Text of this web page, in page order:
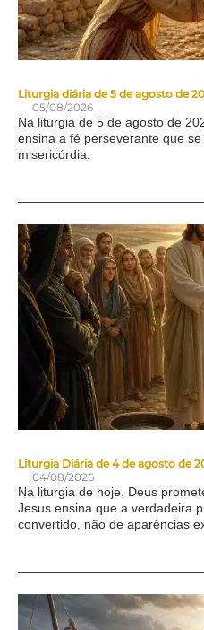
Liturgia diária de 5 de agosto de
05/08/2026
Na liturgia de 5 de agosto de
ensina a fé perseverante que
misericórdia.
Liturgia Diária de 4 de agosto de
04/08/2026
Na liturgia de hoje, Deus
Jesus ensina que a verdadeira
convertido, não de aparências